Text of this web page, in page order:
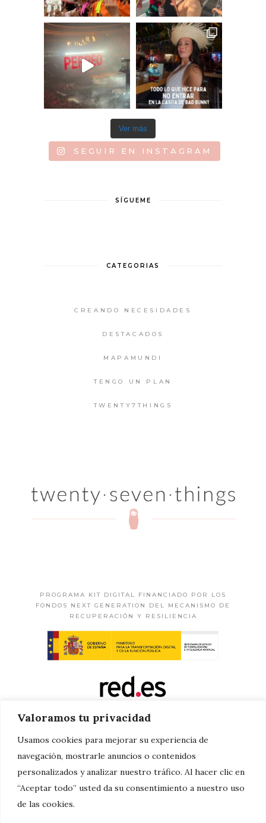
Valoramos tu privacidad
Usamos cookies para mejorar su experiencia de
navegación, mostrarle anuncios o contenidos
personalizados y analizar nuestro tráfico. Al hacer clic en
“Aceptar todo” usted da su consentimiento a nuestro uso
de las cookies.
Ver más
SEGUIR EN INSTAGRAM
SÍGUEME
CATEGORIAS
CREANDO NECESIDADES
DESTACADOS
MAPAMUNDI
TENGO UN PLAN
TWENTY7THINGS
PROGRAMA KIT DIGITAL FINANCIADO POR LOS
FONDOS NEXT GENERATION DEL MECANISMO DE
RECUPERACIÓN Y RESILIENCIA